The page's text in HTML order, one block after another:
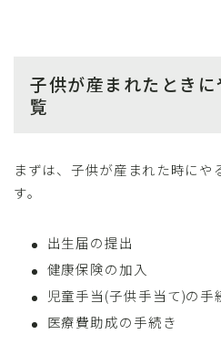
子供が産まれたとき
覧
まずは、子供が産まれた時にや
す。
出生届の提出
健康保険の加入
児童手当(子供手当て)の手
医療費助成の手続き